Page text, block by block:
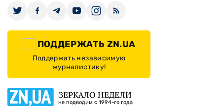
ПОДДЕРЖАТЬ ZN.UA
Поддержать независимую
журналистику!
ЗЕРКАЛО НЕДЕЛИ
не подводим с 1994-го года